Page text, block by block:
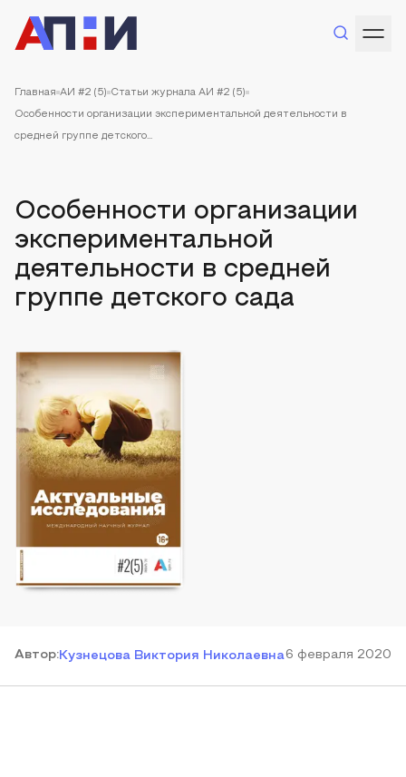
Главная АИ #2 (5) Статьи журнала АИ #2 (5)
Особенности организации экспериментальной деятельности в
средней группе детского...
Особенности организации
экспериментальной
деятельности в средней
группе детского сада
Автор:Кузнецова Виктория Николаевна6 февраля 2020